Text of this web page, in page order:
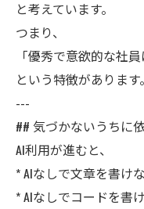
と考えています。
つまり、
「優秀で意欲的な社
という特徴があります。
---
## 気づかないうちに
AI利用が進むと、
* AIなしで文章を書け
* AIなしでコードを書